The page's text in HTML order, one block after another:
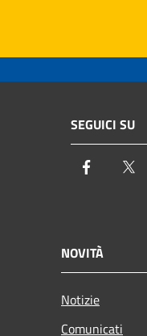
SEGUICI SU
Facebook
NOVITÀ
Notizie
Comunicati